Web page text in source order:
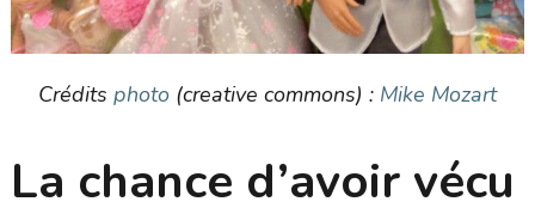
Crédits photo (creative commons) : Mike Mozart
La chance d’avoir vécu